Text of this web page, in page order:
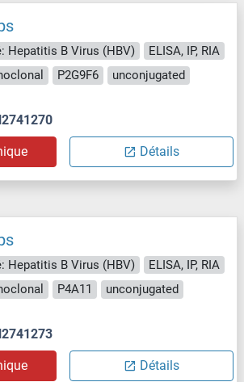
Hepatitis B Virus (HBV)
ELISA, IP, RIA
P2G9F6 unconjugated
Détails
Hepatitis B Virus (HBV)
ELISA, IP, RIA
P4A11 unconjugated
Détails